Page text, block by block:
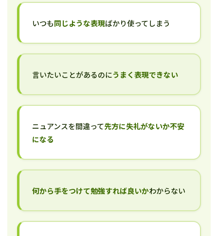
いつも同じような表現ばかり使ってしまう
言いたいことがあるのにうまく表現できない
ニュアンスを間違って先方に失礼がないか不安
になる
何から手をつけて勉強すれば良いかわからない